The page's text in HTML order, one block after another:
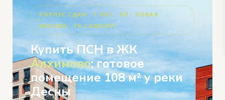
КОРПУС СДАН · 1 ЛОТ · КП · НОВАЯ
МОСКВА · ГК САМОЛЕТ
Купить ПСН в ЖК
Алхимово: готовое
помещение 108 м² у реки
Десны